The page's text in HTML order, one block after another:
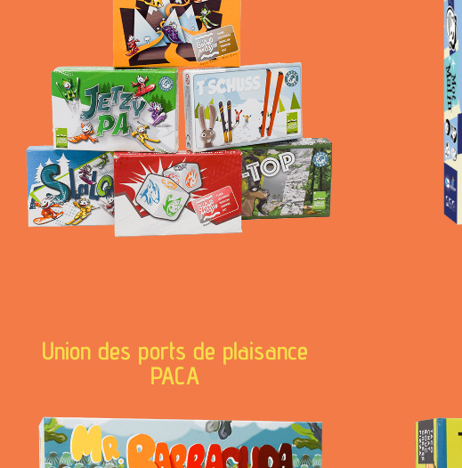
Union des ports de plaisance
PACA